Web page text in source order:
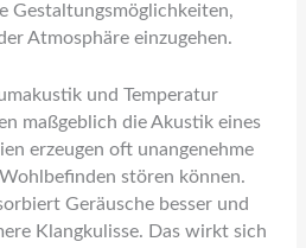
Gestaltungsmöglichkeiten,
Atmosphäre einzugehen.
und Temperatur
maßgeblich die Akustik eines
erzeugen oft unangenehme
stören können.
Geräusche besser und
Klangkulisse. Das wirkt sich